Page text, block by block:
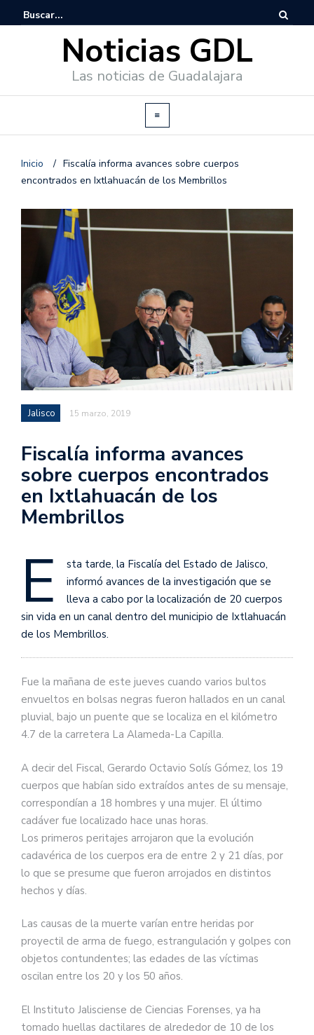
Noticias GDL
Las noticias de Guadalajara
Inicio / Fiscalía informa avances sobre cuerpos
encontrados en Ixtlahuacán de los Membrillos
Jalisco 15 marzo, 2019
Fiscalía informa avances
sobre cuerpos encontrados
en Ixtlahuacán de los
Membrillos
E
sta tarde, la Fiscalía del Estado de Jalisco,
informó avances de la investigación que se
lleva a cabo por la localización de 20 cuerpos
sin vida en un canal dentro del municipio de Ixtlahuacán
de los Membrillos.
Fue la mañana de este jueves cuando varios bultos
envueltos en bolsas negras fueron hallados en un canal
pluvial, bajo un puente que se localiza en el kilómetro
4.7 de la carretera La Alameda-La Capilla.
A decir del Fiscal, Gerardo Octavio Solís Gómez, los 19
cuerpos que habían sido extraídos antes de su mensaje,
correspondían a 18 hombres y una mujer. El último
cadáver fue localizado hace unas horas.
Los primeros peritajes arrojaron que la evolución
cadavérica de los cuerpos era de entre 2 y 21 días, por
lo que se presume que fueron arrojados en distintos
hechos y días.
Las causas de la muerte varían entre heridas por
proyectil de arma de fuego, estrangulación y golpes con
objetos contundentes; las edades de las víctimas
oscilan entre los 20 y los 50 años.
El Instituto Jalisciense de Ciencias Forenses, ya ha
tomado huellas dactilares de alrededor de 10 de los